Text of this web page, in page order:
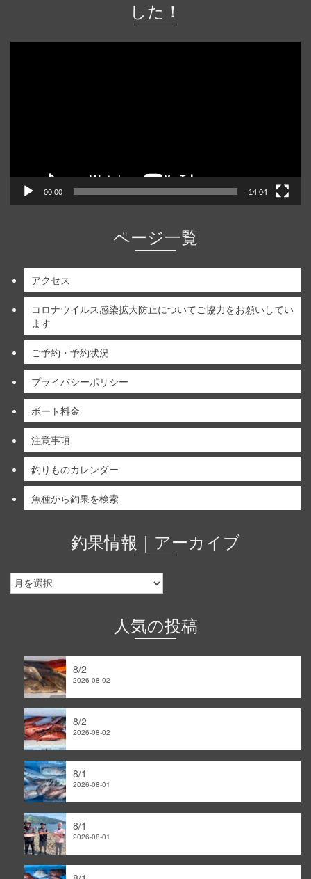
した！
00:00 14:04
ページ一覧
アクセス
コロナウイルス感染拡大防止についてご協力をお願いしてい
ます
ご予約・予約状況
プライバシーポリシー
ボート料金
注意事項
釣りものカレンダー
魚種から釣果を検索
釣果情報｜アーカイブ
釣
果
人気の投稿
8/2
2026-08-02
8/2
2026-08-02
8/1
2026-08-01
8/1
2026-08-01